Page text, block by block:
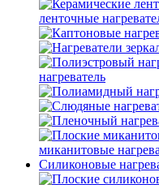
ленточные
нагреватель
миканитовые
Силиконовые